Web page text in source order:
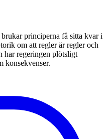
principerna få sitta kvar i
om att regler är regler och
har regeringen plötsligt
konsekvenser.